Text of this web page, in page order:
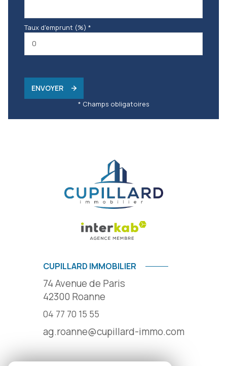
Taux d'emprunt (%) *
ENVOYER
* Champs obligatoires
CUPILLARD IMMOBILIER
74 Avenue de Paris
42300 Roanne
04 77 70 15 55
ag.roanne@cupillard-immo.com